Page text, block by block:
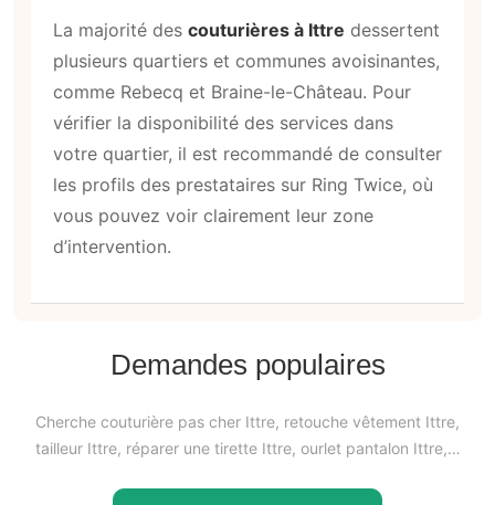
La majorité des couturières à Ittre dessertent
plusieurs quartiers et communes avoisinantes,
comme Rebecq et Braine-le-Château. Pour
vérifier la disponibilité des services dans
votre quartier, il est recommandé de consulter
les profils des prestataires sur Ring Twice, où
vous pouvez voir clairement leur zone
d’intervention.
Demandes populaires
Cherche couturière pas cher Ittre, retouche vêtement Ittre,
tailleur Ittre, réparer une tirette Ittre, ourlet pantalon Ittre,…